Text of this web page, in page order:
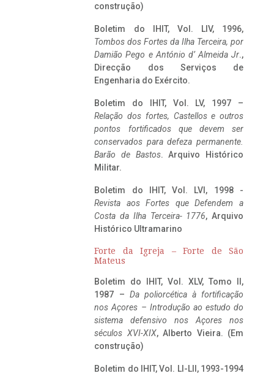
construção)
Boletim do IHIT, Vol. LIV, 1996,
Tombos dos Fortes da Ilha Terceira, por
Damião Pego e António d’ Almeida Jr.,
Direcção dos Serviços de
Engenharia do Exército.
Boletim do IHIT, Vol. LV, 1997 –
Relação dos fortes, Castellos e outros
pontos fortificados que devem ser
conservados para defeza permanente.
Barão de Bastos. Arquivo Histórico
Militar.
Boletim do IHIT, Vol. LVI, 1998 -
Revista aos Fortes que Defendem a
Costa da Ilha Terceira- 1776, Arquivo
Histórico Ultramarino
Forte da Igreja – Forte de São
Mateus
Boletim do IHIT, Vol. XLV, Tomo II,
1987 – Da poliorcética à fortificação
nos Açores – Introdução ao estudo do
sistema defensivo nos Açores nos
séculos XVI-XIX, Alberto Vieira. (Em
construção)
Boletim do IHIT, Vol. LI-LII, 1993-1994